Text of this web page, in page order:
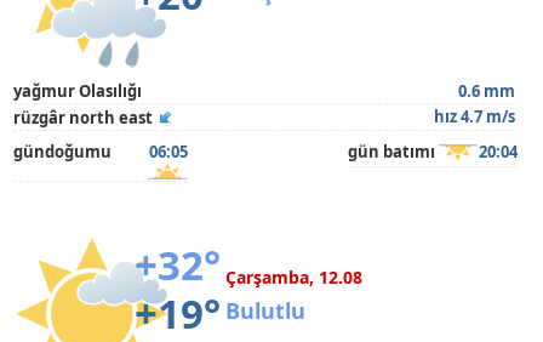
yağmur Olasılığı
0.6 mm
rüzgâr north east
hız 4.7 m/s
gündoğumu
06:05 gün batımı 20:04
+32°
+19°
Çarşamba, 12.08
Bulutlu